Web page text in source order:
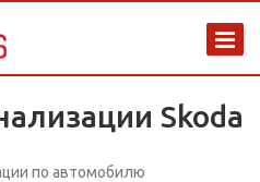
Skoda
по автомобилю